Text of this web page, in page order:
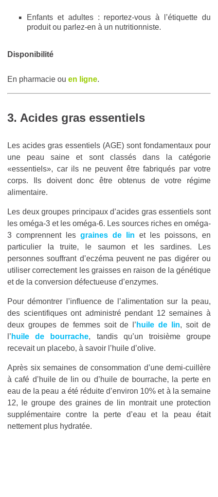
Enfants et adultes : reportez-vous à l’étiquette du
produit ou parlez-en à un nutritionniste.
Disponibilité
En pharmacie ou en ligne.
3. Acides gras essentiels
Les acides gras essentiels (AGE) sont fondamentaux pour
une peau saine et sont classés dans la catégorie
«essentiels», car ils ne peuvent être fabriqués par votre
corps. Ils doivent donc être obtenus de votre régime
alimentaire.
Les deux groupes principaux d’acides gras essentiels sont
les oméga-3 et les oméga-6. Les sources riches en oméga-
3 comprennent les graines de lin et les poissons, en
particulier la truite, le saumon et les sardines. Les
personnes souffrant d’eczéma peuvent ne pas digérer ou
utiliser correctement les graisses en raison de la génétique
et de la conversion défectueuse d’enzymes.
Pour démontrer l’influence de l’alimentation sur la peau,
des scientifiques ont administré pendant 12 semaines à
deux groupes de femmes soit de l’ huile de lin, soit de
l’ huile de bourrache, tandis qu’un troisième groupe
recevait un placebo, à savoir l’huile d’olive.
Après six semaines de consommation d’une demi-cuillère
à café d’huile de lin ou d’huile de bourrache, la perte en
eau de la peau a été réduite d’environ 10% et à la semaine
12, le groupe des graines de lin montrait une protection
supplémentaire contre la perte d’eau et la peau était
nettement plus hydratée.